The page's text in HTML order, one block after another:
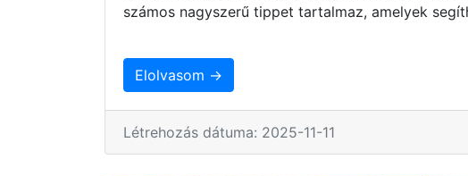
számos nagyszerű tippet tartalmaz, amelyek
Elolvasom →
Létrehozás dátuma: 2025-11-11